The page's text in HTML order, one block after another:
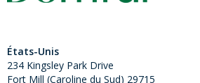
États-Unis
234 Kingsley Park Drive
Fort Mill (Caroline du Sud) 29715